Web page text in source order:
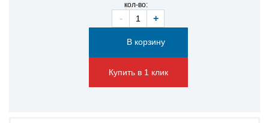
кол-во:
- +
Купить в 1 клик